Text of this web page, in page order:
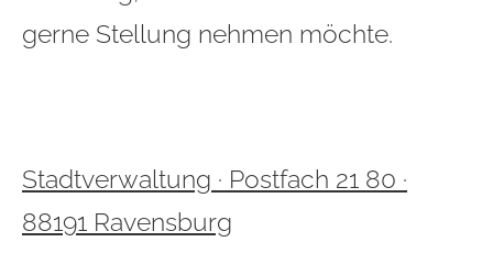
gerne Stellung nehmen möchte.
Stadtverwaltung · Postfach 21 80 ·
88191 Ravensburg